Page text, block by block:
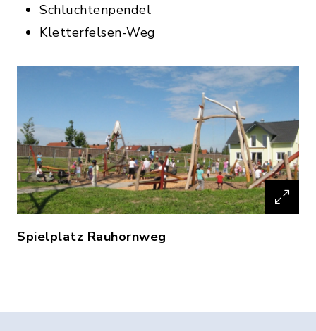
Schluchtenpendel
Kletterfelsen-Weg
Spielplatz Rauhornweg